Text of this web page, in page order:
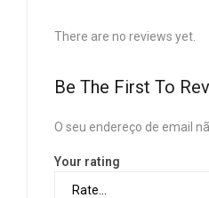
There are no reviews yet.
Be The First To
O seu endereço de email
Your rating